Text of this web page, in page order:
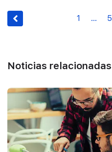
1 … 5
Noticias relacionadas